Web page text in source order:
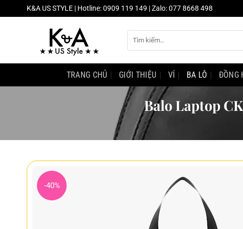
đến
K&A US STYLE | Hotline: 0909 119 149 | Zalo: 077 8668 498
kiếm:
TRANG CHỦ GIỚI THIỆU VÍ BA LÔ ĐỒNG
Balo Laptop
-40%